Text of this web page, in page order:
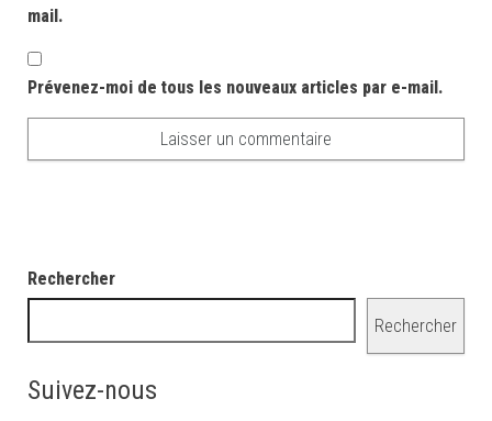
mail.
Prévenez-moi de tous les nouveaux articles par e-mail.
Rechercher
Rechercher
Suivez-nous